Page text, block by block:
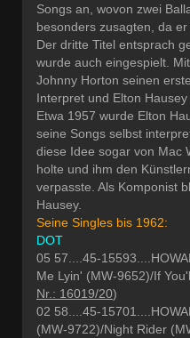
Songs an, wovon zwei
besonders zusagten, da
Der dritte Titel entsprach
wurde auch eingespielt.
Johnny Horton seinen
Interpret und Elton
Etwa 1957 wurde Elton
seine Songs selbst
diese Idee sogar von Mac
holte und ihm den
verpasste. Als Komponist
Hausey.
Seine Singles bis 1962:
DOT
05 57....45-
Me Lyin' (MW-9652)/If
Nr.: 16019/20)
02 58....45-
(MW-9722)/Night Rider